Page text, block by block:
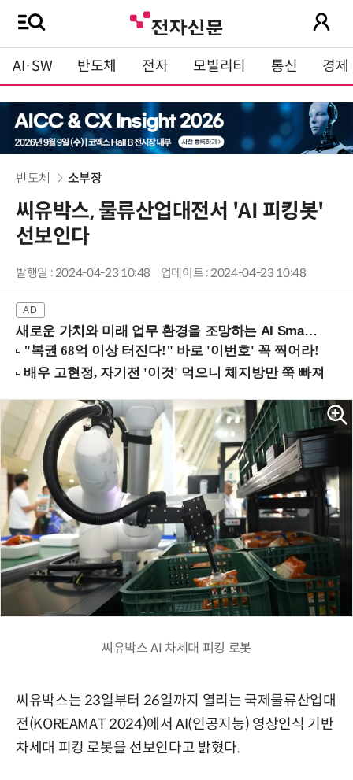
AI·SW 반도체 전자 모빌리티 통신 경제
반도체 소부장
씨유박스, 물류산업대전서 'AI 피킹봇'
선보인다
발행일 : 2024-04-23 10:48 업데이트 : 2024-04-23 10:48
새로운 가치와 미래 업무 환경을 조망하는 AI Smart Work Summit 2026 (9/11 코엑스)
씨유박스 AI 차세대 피킹 로봇
씨유박스는 23일부터 26일까지 열리는 국제물류산업대
전(KOREAMAT 2024)에서 AI(인공지능) 영상인식 기반
차세대 피킹 로봇을 선보인다고 밝혔다.